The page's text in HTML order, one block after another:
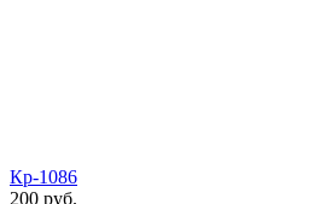
Кр-1086
200 руб.